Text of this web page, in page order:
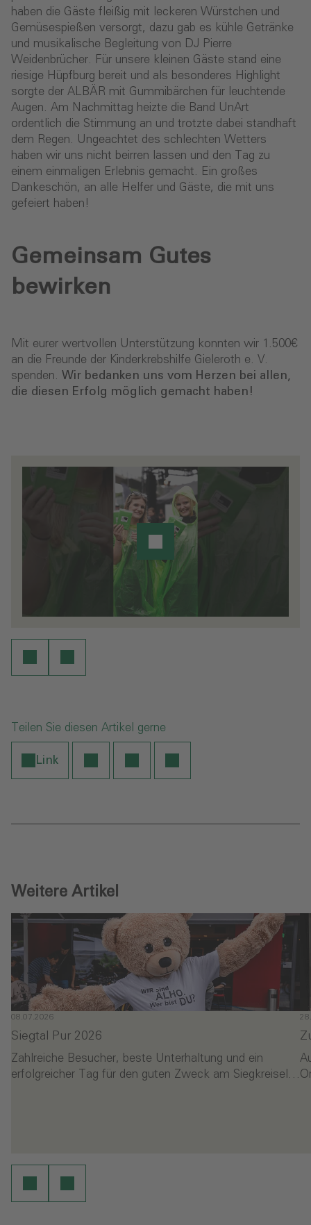
haben die Gäste fleißig mit leckeren Würstchen und
Gemüsespießen versorgt, dazu gab es kühle Getränke
und musikalische Begleitung von DJ Pierre
Weidenbrücher. Für unsere kleinen Gäste stand eine
riesige Hüpfburg bereit und als besonderes Highlight
sorgte der ALBÄR mit Gummibärchen für leuchtende
Augen. Am Nachmittag heizte die Band UnArt
ordentlich die Stimmung an und trotzte dabei standhaft
dem Regen. Ungeachtet des schlechten Wetters
haben wir uns nicht beirren lassen und den Tag zu
einem einmaligen Erlebnis gemacht. Ein großes
Dankeschön, an alle Helfer und Gäste, die mit uns
gefeiert haben!
Gemeinsam Gutes
bewirken
Mit eurer wertvollen Unterstützung konnten wir 1.500€
an die Freunde der Kinderkrebshilfe Gieleroth e. V.
spenden. Wir bedanken uns vom Herzen bei allen,
die diesen Erfolg möglich gemacht haben!
Teilen Sie diesen Artikel gerne
Link
Weitere Artikel
08.07.2026
Siegtal Pur 2026
Zahlreiche Besucher, beste Unterhaltung und ein
erfolgreicher Tag für den guten Zweck am Siegkreisel…